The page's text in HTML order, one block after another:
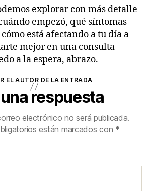
explorar con más detalle
empezó, qué síntomas
está afectando a tu día a
mejor en una consulta
a la espera, abrazo.
EL AUTOR DE LA ENTRADA
respuesta
electrónico no será publicada.
están marcados con *